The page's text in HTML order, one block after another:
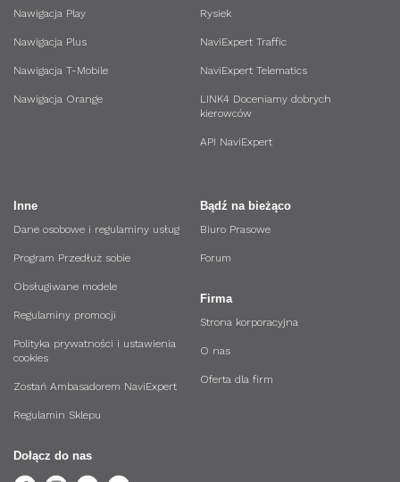
Nawigacja Play
Nawigacja Plus
Nawigacja T-Mobile
Nawigacja Orange
Rysiek
NaviExpert Traffic
NaviExpert Telematics
LINK4 Doceniamy dobrych
kierowców
API NaviExpert
Bądź na bieżąco
Biuro Prasowe
Forum
Firma
Strona korporacyjna
O nas
Oferta dla firm
Inne
Dane osobowe i regulaminy usług
Program Przedłuż sobie
Obsługiwane modele
Regulaminy promocji
Polityka prywatności i ustawienia
cookies
Zostań Ambasadorem NaviExpert
Regulamin Sklepu
Dołącz do nas